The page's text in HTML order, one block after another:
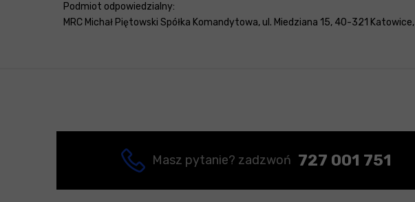
Podmiot odpowiedzialny:
MRC Michał Piętowski Spółka Komandytowa, ul. Miedziana 15, 40-321
Masz pytanie? zadzwoń 727 001 751